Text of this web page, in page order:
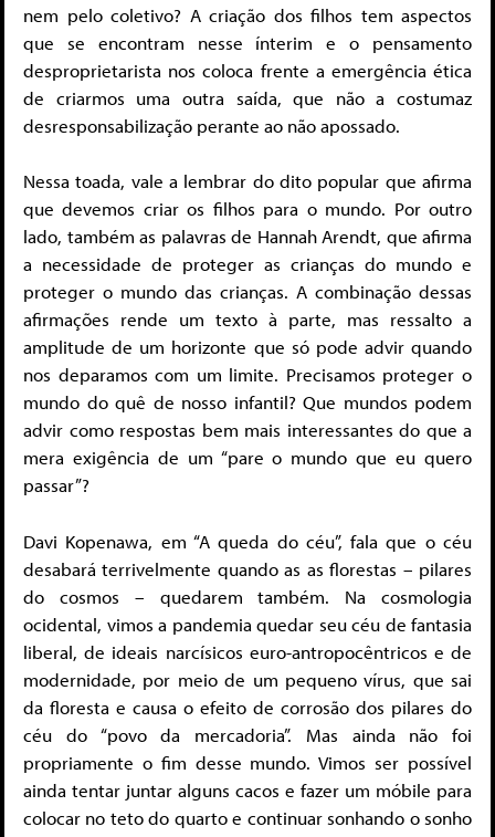
nem pelo coletivo? A criação dos filhos tem aspectos
que se encontram nesse ínterim e o pensamento
desproprietarista nos coloca frente a emergência ética
de criarmos uma outra saída, que não a costumaz
desresponsabilização perante ao não apossado.
Nessa toada, vale a lembrar do dito popular que afirma
que devemos criar os filhos para o mundo. Por outro
lado, também as palavras de Hannah Arendt, que afirma
a necessidade de proteger as crianças do mundo e
proteger o mundo das crianças. A combinação dessas
afirmações rende um texto à parte, mas ressalto a
amplitude de um horizonte que só pode advir quando
nos deparamos com um limite. Precisamos proteger o
mundo do quê de nosso infantil? Que mundos podem
advir como respostas bem mais interessantes do que a
mera exigência de um “pare o mundo que eu quero
passar”?
Davi Kopenawa, em “A queda do céu”, fala que o céu
desabará terrivelmente quando as as florestas – pilares
do cosmos – quedarem também. Na cosmologia
ocidental, vimos a pandemia quedar seu céu de fantasia
liberal, de ideais narcísicos euro-antropocêntricos e de
modernidade, por meio de um pequeno vírus, que sai
da floresta e causa o efeito de corrosão dos pilares do
céu do “povo da mercadoria”. Mas ainda não foi
propriamente o fim desse mundo. Vimos ser possível
ainda tentar juntar alguns cacos e fazer um móbile para
colocar no teto do quarto e continuar sonhando o sonho